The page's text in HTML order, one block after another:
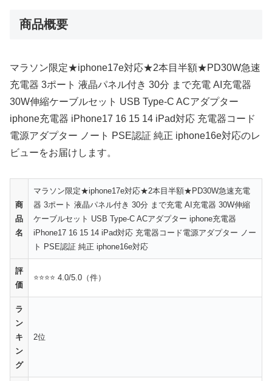
商品概要
マラソン限定★iphone17e対応★2本目半額★PD30W急速
充電器 3ポート 液晶パネル付き 30分 まで充電 AI充電器
30W伸縮ケーブルセット USB Type-C ACアダプター
iphone充電器 iPhone17 16 15 14 iPad対応 充電器コード
電源アダプター ノート PSE認証 純正 iphone16e対応のレ
ビューをお届けします。
商
品
名
マラソン限定★iphone17e対応★2本目半額★PD30W急速充電
器 3ポート 液晶パネル付き 30分 まで充電 AI充電器 30W伸縮
ケーブルセット USB Type-C ACアダプター iphone充電器
iPhone17 16 15 14 iPad対応 充電器コード電源アダプター ノー
ト PSE認証 純正 iphone16e対応
評
価
⭐⭐⭐⭐ 4.0/5.0（件）
ラ
ン
キ
ン
グ
2位